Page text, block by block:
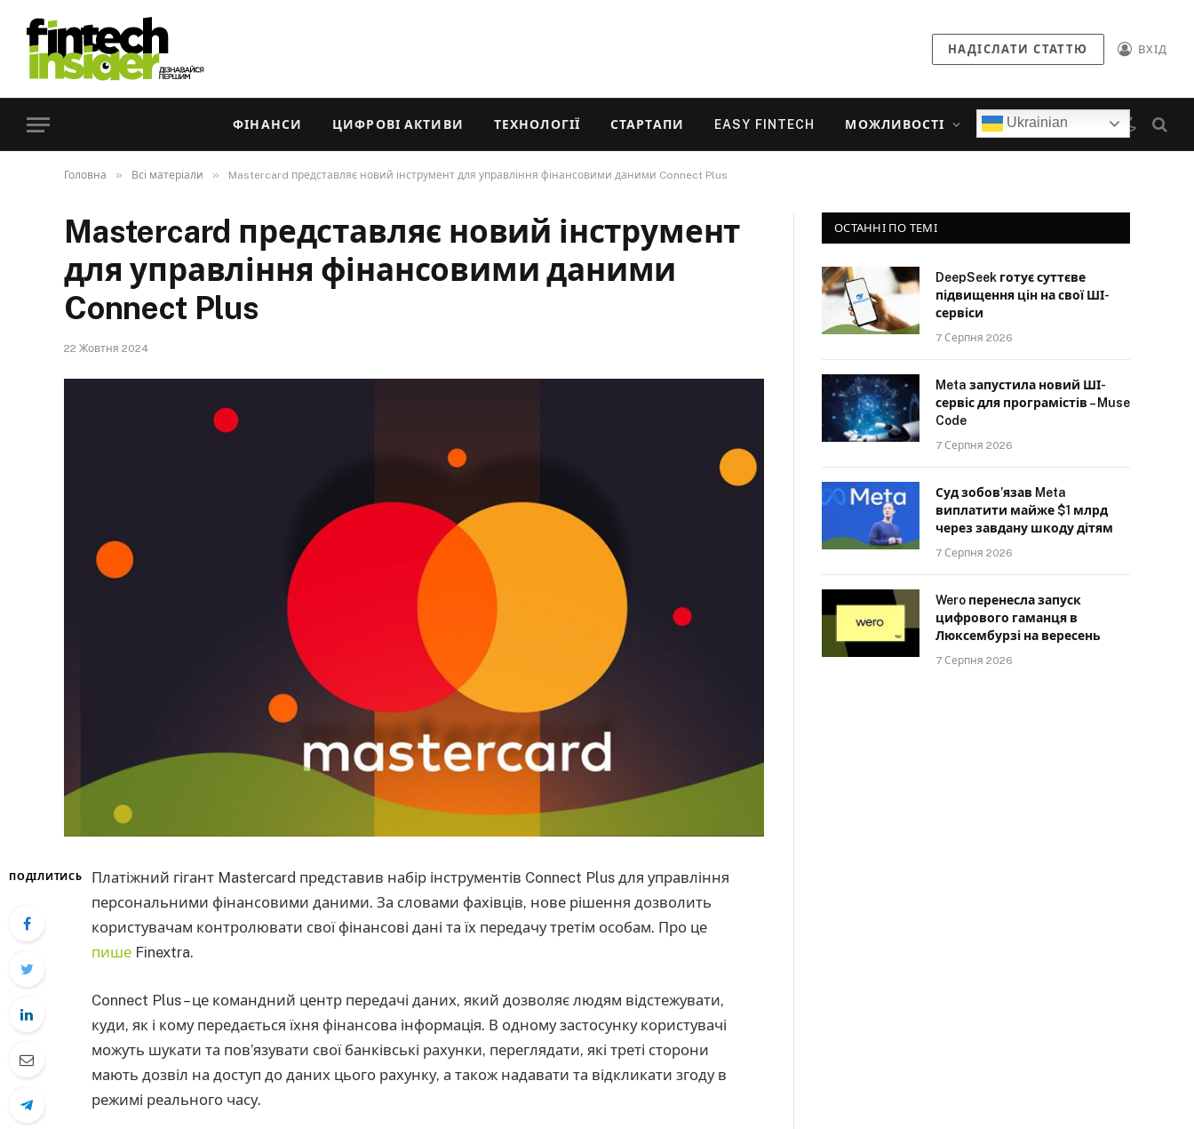
НАДІСЛАТИ СТАТТЮ ВХІД
ФІНАНСИ ЦИФРОВІ АКТИВИ ТЕХНОЛОГІЇ СТАРТАПИ EASY FINTECH МОЖЛИВОСТІ Ukrainian
Головна » Всі матеріали » Mastercard представляє новий інструмент для управління фінансовими даними Connect Plus
Mastercard представляє новий інструмент
для управління фінансовими даними
Connect Plus
22 Жовтня 2024
ПОДІЛИТИСЬ
Платіжний гігант Mastercard представив набір інструментів Connect Plus для управління
персональними фінансовими даними. За словами фахівців, нове рішення дозволить
користувачам контролювати свої фінансові дані та їх передачу третім особам. Про це
пише Finextra.
Connect Plus – це командний центр передачі даних, який дозволяє людям відстежувати,
куди, як і кому передається їхня фінансова інформація. В одному застосунку користувачі
можуть шукати та пов’язувати свої банківські рахунки, переглядати, які треті сторони
мають дозвіл на доступ до даних цього рахунку, а також надавати та відкликати згоду в
режимі реального часу.
ОСТАННІ ПО ТЕМІ
DeepSeek готує суттєве
підвищення цін на свої ШІ-
сервіси
7 Серпня 2026
Meta запустила новий ШІ-
сервіс для програмістів – Muse
Code
7 Серпня 2026
Суд зобов’язав Meta
виплатити майже $1 млрд
через завдану шкоду дітям
7 Серпня 2026
Wero перенесла запуск
цифрового гаманця в
Люксембурзі на вересень
7 Серпня 2026